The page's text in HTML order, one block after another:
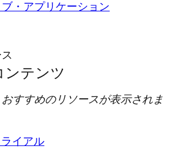
・アプリケーション
ンテンツ
すすめのリソースが表示されま
イアル